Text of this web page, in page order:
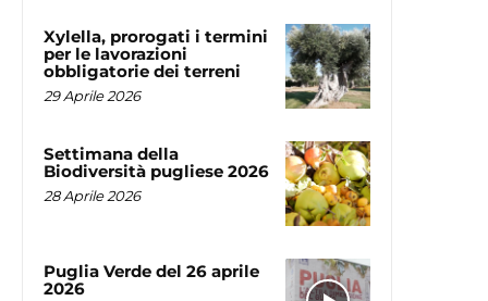
Xylella, prorogati i termini
per le lavorazioni
obbligatorie dei terreni
29 Aprile 2026
Settimana della
Biodiversità pugliese 2026
28 Aprile 2026
Puglia Verde del 26 aprile
2026